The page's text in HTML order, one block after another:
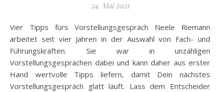
24. Mai 2021
Vier Tipps fürs Vorstellungsgespräch Neele Riemann
arbeitet seit vier Jahren in der Auswahl von Fach- und
Führungskräften. Sie war in unzähligen
Vorstellungsgesprächen dabei und kann daher aus erster
Hand wertvolle Tipps liefern, damit Dein nächstes
Vorstellungsgespräch glatt läuft. Lass dem Entscheider